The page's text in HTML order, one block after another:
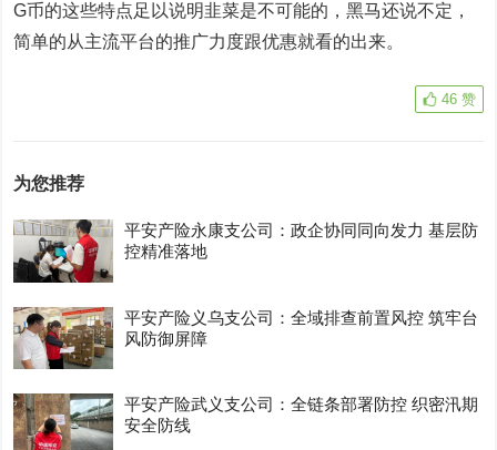
G币的这些特点足以说明韭菜是不可能的，黑马还说不定，
简单的从主流平台的推广力度跟优惠就看的出来。
46 赞
为您推荐
平安产险永康支公司：政企协同同向发力 基层防
控精准落地
平安产险义乌支公司：全域排查前置风控 筑牢台
风防御屏障
平安产险武义支公司：全链条部署防控 织密汛期
安全防线